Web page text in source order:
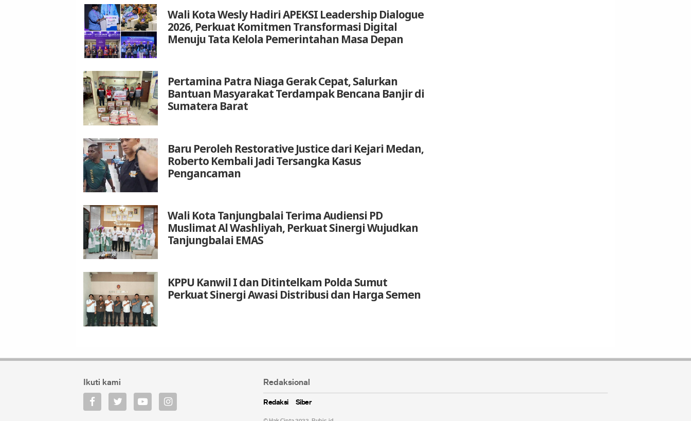
Wali Kota Wesly Hadiri APEKSI Leadership Dialogue
2026, Perkuat Komitmen Transformasi Digital
Menuju Tata Kelola Pemerintahan Masa Depan
Pertamina Patra Niaga Gerak Cepat, Salurkan
Bantuan Masyarakat Terdampak Bencana Banjir di
Sumatera Barat
Baru Peroleh Restorative Justice dari Kejari Medan,
Roberto Kembali Jadi Tersangka Kasus
Pengancaman
Wali Kota Tanjungbalai Terima Audiensi PD
Muslimat Al Washliyah, Perkuat Sinergi Wujudkan
Tanjungbalai EMAS
KPPU Kanwil I dan Ditintelkam Polda Sumut
Perkuat Sinergi Awasi Distribusi dan Harga Semen
Ikuti kami Redaksional
Redaksi Siber